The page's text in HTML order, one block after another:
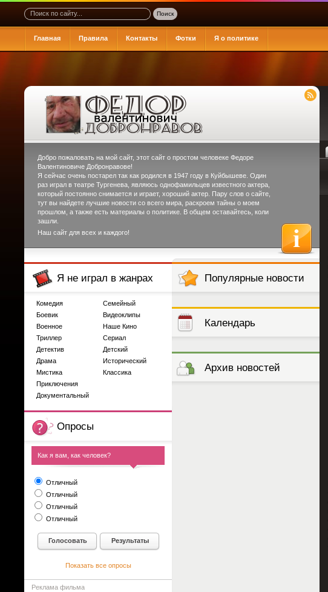
Главная Правила Контакты Фотки Я о политике
Добро пожаловать на мой сайт, этот сайт о простом человекеФедоре
Валентиновиче Добронравове!
Я сейчас очень постарел так как родился в 1947 году в Куйбышеве. Один
раз играл в театре Тургенева, являюсь однофамильцев известного актера,
который постоянно снимается и играет, хороший актер. Пару слов о сайте,
тут вы найдете лучшие новости со всего мира, раскроем тайны о моем
прошлом, а также есть материалы о политике. В общем оставайтесь, коли
зашли.
Наш сайт для всех и каждого!
Я не играл в жанрах
Комедия
Боевик
Военное
Триллер
Детектив
Драма
Мистика
Приключения
Документальный
Семейный
Видеоклипы
Наше Кино
Сериал
Детский
Исторический
Классика
Опросы
Как я вам, как человек?
Отличный
Отличный
Отличный
Отличный
Показать все опросы
Реклама фильма
Популярные новости
Календарь
выступлений
Архив новостей